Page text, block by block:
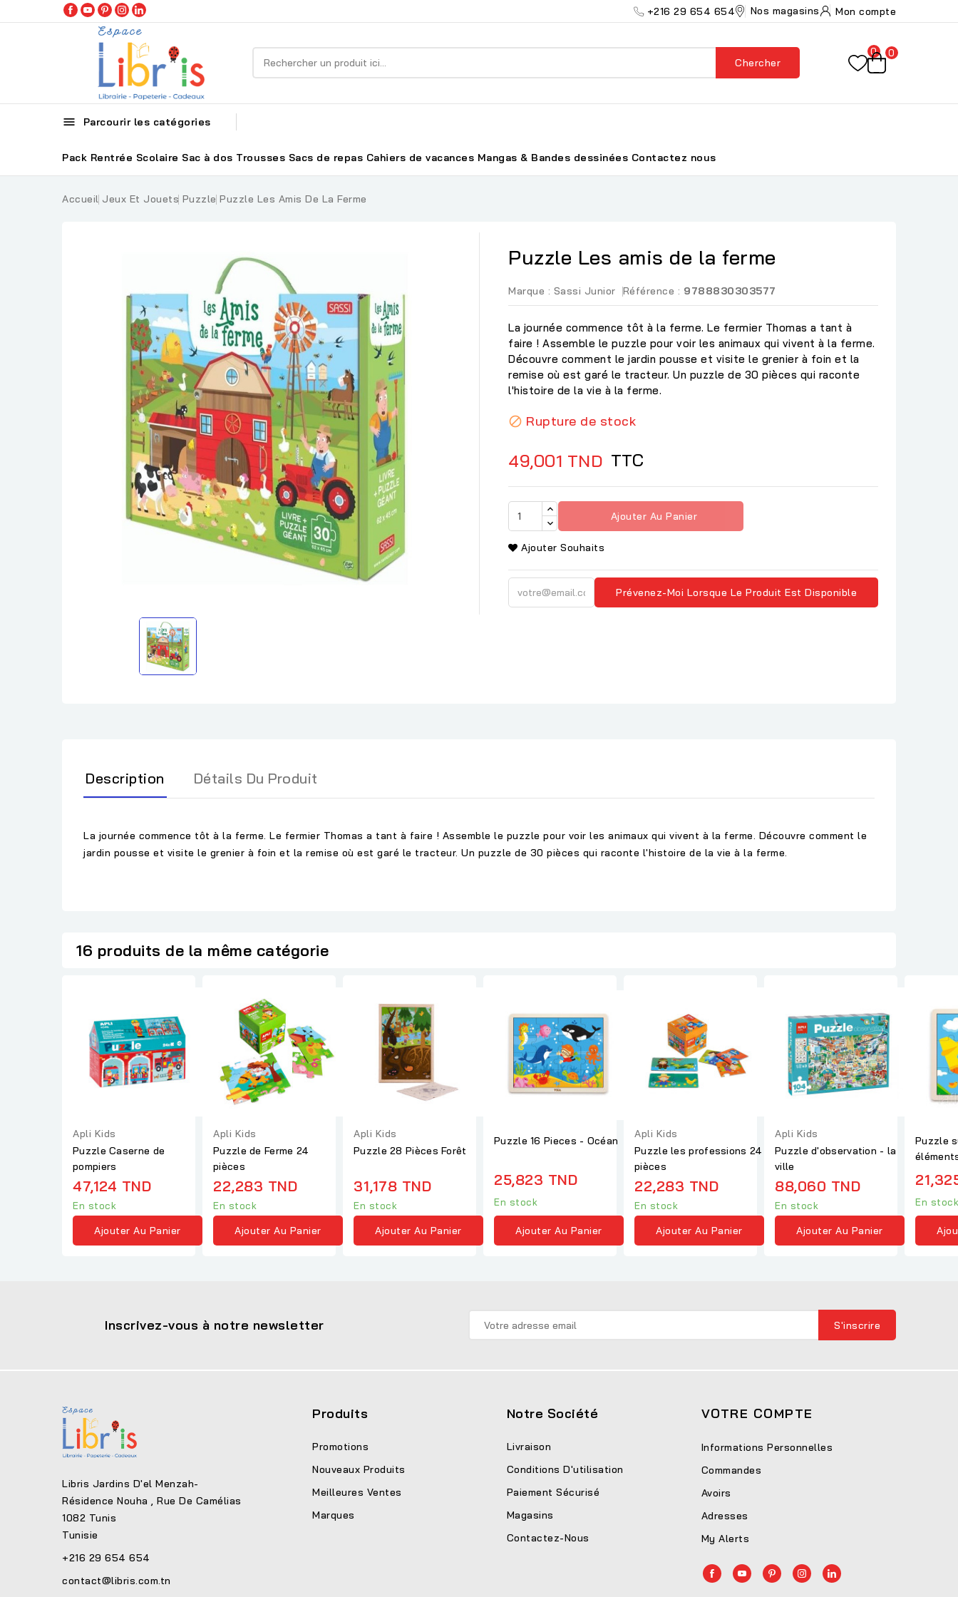
+216 29 654 654 Nos magasins Mon compte
Chercher
0 0
 Parcourir les catégories
Pack Rentrée Scolaire Sac à dos Trousses Sacs de repas Cahiers de vacances Mangas & Bandes dessinées Contactez nous
Accueil Jeux Et Jouets Puzzle Puzzle Les Amis De La Ferme
Puzzle Les amis de la ferme
Marque : Sassi Junior Référence : 9788830303577
La journée commence tôt à la ferme. Le fermier Thomas a tant à
faire ! Assemble le puzzle pour voir les animaux qui vivent à la ferme.
Découvre comment le jardin pousse et visite le grenier à foin et la
remise où est garé le tracteur. Un puzzle de 30 pièces qui raconte
l'histoire de la vie à la ferme.
 Rupture de stock
49,001 TND TTC
Ajouter Au Panier
Ajouter Souhaits
Prévenez-Moi Lorsque Le Produit Est Disponible
Description Détails Du Produit
La journée commence tôt à la ferme. Le fermier Thomas a tant à faire ! Assemble le puzzle pour voir les animaux qui vivent à la ferme. Découvre comment le
jardin pousse et visite le grenier à foin et la remise où est garé le tracteur. Un puzzle de 30 pièces qui raconte l'histoire de la vie à la ferme.
16 produits de la même catégorie
Apli Kids
Puzzle Caserne de
pompiers
47,124 TND
En stock
Ajouter Au Panier
Apli Kids
Puzzle de Ferme 24
pièces
22,283 TND
En stock
Ajouter Au Panier
Apli Kids
Puzzle 28 Pièces Forêt
31,178 TND
En stock
Ajouter Au Panier
Puzzle 16 Pieces - Océan
25,823 TND
En stock
Ajouter Au Panier
Apli Kids
Puzzle les professions 24
pièces
22,283 TND
En stock
Ajouter Au Panier
Apli Kids
Puzzle d'observation - la
ville
88,060 TND
En stock
Ajouter Au Panier
Puzzle
En stock
Inscrivez-vous à notre newsletter
Libris Jardins D'el Menzah-
Résidence Nouha , Rue De Camélias
1082 Tunis
Tunisie
+216 29 654 654
contact@libris.com.tn
Produits
Promotions
Nouveaux Produits
Meilleures Ventes
Marques
Notre Société
Livraison
Conditions D'utilisation
Paiement Sécurisé
Magasins
Contactez-Nous
VOTRE COMPTE
Informations Personnelles
Commandes
Avoirs
Adresses
My Alerts